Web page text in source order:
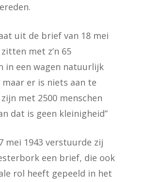
uit de brief van 18 mei
zitten met z’n 65
in een wagen natuurlijk
maar er is niets aan te
met 2500 menschen
dat is geen kleinigheid’’
mei 1943 verstuurde zij
een brief, die ook
rol heeft gepeeld in het